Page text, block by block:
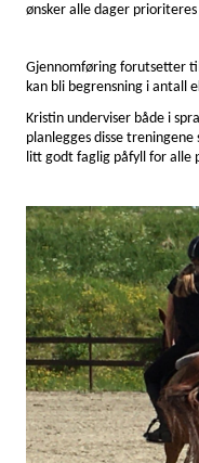
ønsker alle dager
Gjennomføring forutsetter
kan bli begrensning i antall
Kristin underviser både i
planlegges disse
litt godt faglig påfyll for alle